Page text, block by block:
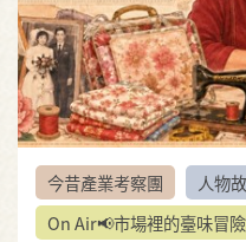
今昔產業考察團
人物
On Air📢市場裡的臺味冒險